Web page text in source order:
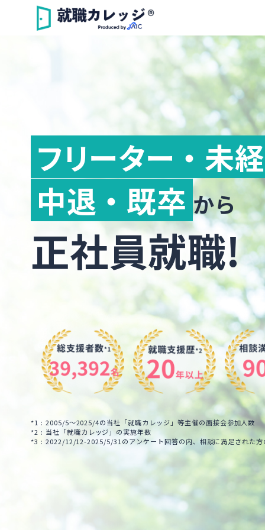
フリーター ・ 未
中退 ・ 既卒 から
正社員就職!
*1 : 2005/5～2025/4の当社「就職カレッジ」等主催の面接会参加人数
*2 : 当社「就職カレッジ」の実施年数
*3 : 2022/12/12-2025/5/31のアンケート回答の内、相談に満足された方